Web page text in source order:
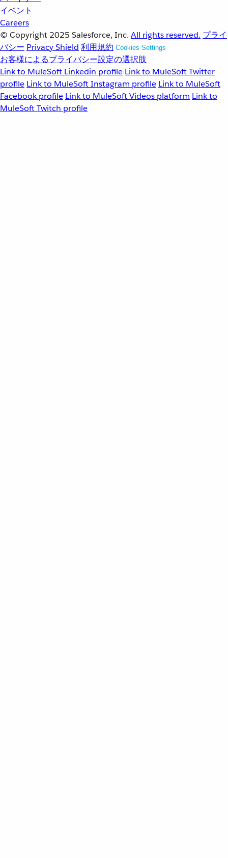
イベント
Careers
© Copyright 2025 Salesforce, Inc. All rights reserved. プライ
バシー Privacy Shield 利用規約 Cookies Settings
お客様によるプライバシー設定の選択肢
Link to MuleSoft Linkedin profile Link to MuleSoft Twitter
profile Link to MuleSoft Instagram profile Link to MuleSoft
Facebook profile Link to MuleSoft Videos platform Link to
MuleSoft Twitch profile